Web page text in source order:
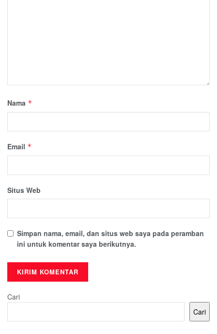
Nama *
Email *
Situs Web
Simpan nama, email, dan situs web saya pada peramban
ini untuk komentar saya berikutnya.
Cari
Cari